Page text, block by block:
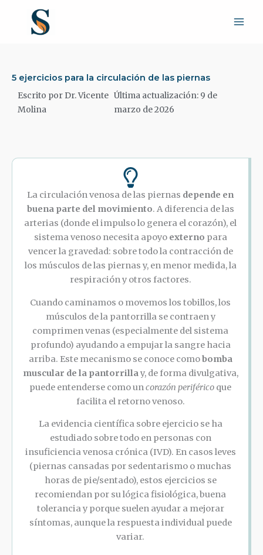
contenido
5 ejercicios para la circulación de las piernas
Escrito por Dr. Vicente
Molina
Última actualización: 9 de
marzo de 2026
La circulación venosa de las piernas depende en
buena parte del movimiento. A diferencia de las
arterias (donde el impulso lo genera el corazón), el
sistema venoso necesita apoyo externo para
vencer la gravedad: sobre todo la contracción de
los músculos de las piernas y, en menor medida, la
respiración y otros factores.
Cuando caminamos o movemos los tobillos, los
músculos de la pantorrilla se contraen y
comprimen venas (especialmente del sistema
profundo) ayudando a empujar la sangre hacia
arriba. Este mecanismo se conoce comobomba
muscular de la pantorrillay, de forma divulgativa,
puede entenderse como uncorazón periférico que
facilita el retorno venoso.
La evidencia científica sobre ejercicio se ha
estudiado sobre todo en personas con
insuficiencia venosa crónica (IVD). En casos leves
(piernas cansadas por sedentarismo o muchas
horas de pie/sentado), estos ejercicios se
recomiendan por su lógica fisiológica, buena
tolerancia y porque suelen ayudar a mejorar
síntomas, aunque la respuesta individual puede
variar.